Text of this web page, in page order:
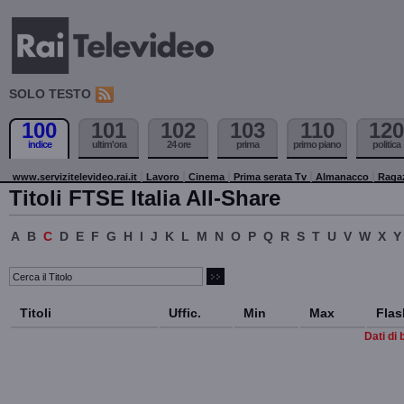
SOLO TESTO
100
indice
101
ultim'ora
102
24 ore
103
prima
110
primo piano
120
politica
www.servizitelevideo.rai.it Lavoro Cinema Prima serata Tv Almanacco
Titoli FTSE Italia All-Share
A B C D E F G H I J K L M N O P Q R S T U V W X Y
Titoli Uffic. Min Max
Dati di